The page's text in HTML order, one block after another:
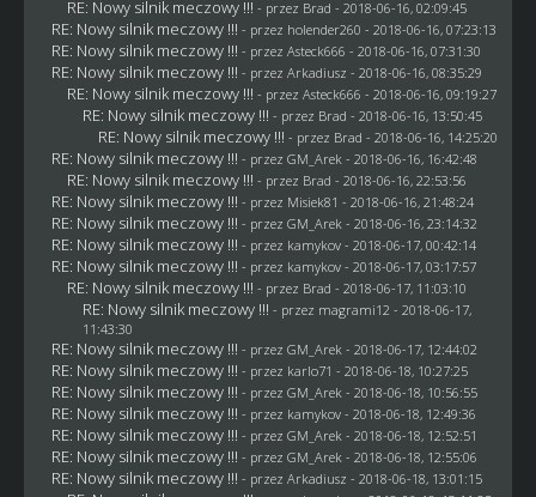
RE: Nowy silnik meczowy !!! - przez Brad - 2018-06-16, 02:09:45
RE: Nowy silnik meczowy !!! - przez holender260 - 2018-06-16, 07:23:13
RE: Nowy silnik meczowy !!! - przez Asteck666 - 2018-06-16, 07:31:30
RE: Nowy silnik meczowy !!! - przez Arkadiusz - 2018-06-16, 08:35:29
RE: Nowy silnik meczowy !!! - przez Asteck666 - 2018-06-16, 09:19:27
RE: Nowy silnik meczowy !!! - przez Brad - 2018-06-16, 13:50:45
RE: Nowy silnik meczowy !!! - przez Brad - 2018-06-16, 14:25:20
RE: Nowy silnik meczowy !!! - przez GM_Arek - 2018-06-16, 16:42:48
RE: Nowy silnik meczowy !!! - przez Brad - 2018-06-16, 22:53:56
RE: Nowy silnik meczowy !!! - przez Misiek81 - 2018-06-16, 21:48:24
RE: Nowy silnik meczowy !!! - przez GM_Arek - 2018-06-16, 23:14:32
RE: Nowy silnik meczowy !!! - przez kamykov- 2018-06-17, 00:42:14
RE: Nowy silnik meczowy !!! - przez kamykov- 2018-06-17, 03:17:57
RE: Nowy silnik meczowy !!! - przez Brad - 2018-06-17, 11:03:10
RE: Nowy silnik meczowy !!! - przez magrami12 - 2018-06-17,
11:43:30
RE: Nowy silnik meczowy !!! - przez GM_Arek - 2018-06-17, 12:44:02
RE: Nowy silnik meczowy !!! - przez karlo71 - 2018-06-18, 10:27:25
RE: Nowy silnik meczowy !!! - przez GM_Arek - 2018-06-18, 10:56:55
RE: Nowy silnik meczowy !!! - przez kamykov- 2018-06-18, 12:49:36
RE: Nowy silnik meczowy !!! - przez GM_Arek - 2018-06-18, 12:52:51
RE: Nowy silnik meczowy !!! - przez GM_Arek - 2018-06-18, 12:55:06
RE: Nowy silnik meczowy !!! - przez Arkadiusz - 2018-06-18, 13:01:15